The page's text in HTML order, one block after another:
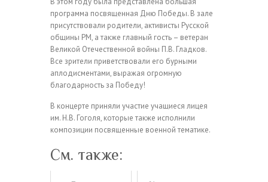
программа посвященная Дню Победы. В зале
присутствовали родители, активисты Русской
общины РМ, а также главный гость – ветеран
Великой Отечественной войны П.В. Гладков.
Все зрители приветствовали его бурными
аплодисментами, выражая огромную
благодарность за Победу!
В концерте приняли участие учащиеся лицея
им. Н.В. Гоголя, которые также исполнили
композиции посвященные военной тематике.
См. также: